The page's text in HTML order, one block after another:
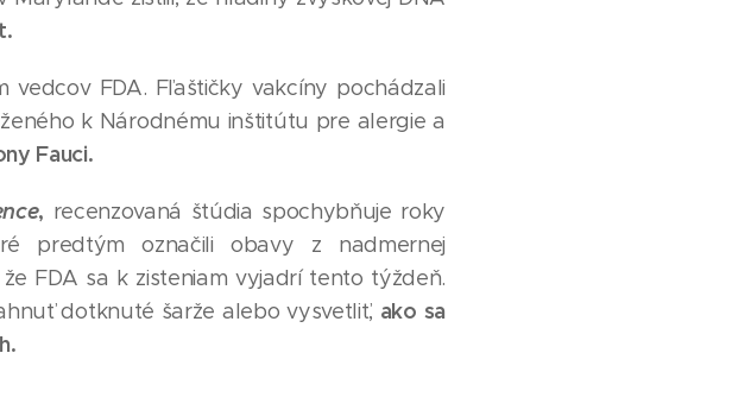
FDA. Fľaštičky vakcíny pochádzali
k Národnému inštitútu pre alergie a
Fauci.
, recenzovaná štúdia spochybňuje roky
predtým označili obavy z nadmernej
FDA sa k zisteniam vyjadrí tento týždeň.
dotknuté šarže alebo vysvetliť, ako sa